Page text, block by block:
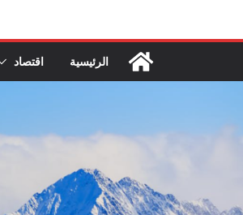
الرئيسية اقتصاد